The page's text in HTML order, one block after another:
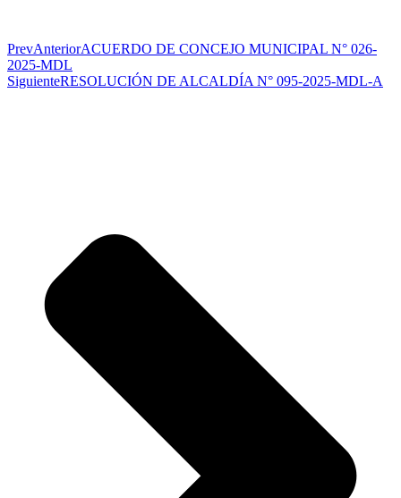
PrevAnteriorACUERDO DE CONCEJO MUNICIPAL N° 026-
2025-MDL
SiguienteRESOLUCIÓN DE ALCALDÍA N° 095-2025-MDL-A